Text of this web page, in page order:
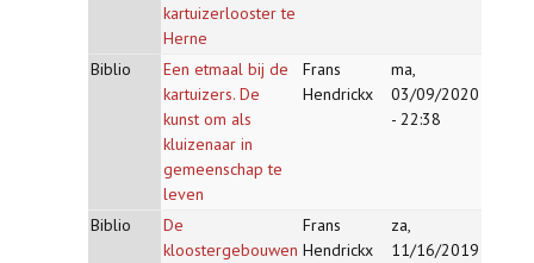
kartuizerlooster te
Herne
Biblio
Een etmaal bij de
kartuizers. De
kunst om als
kluizenaar in
gemeenschap te
leven
Frans
Hendrickx
ma,
03/09/2020
- 22:38
Biblio
De
kloostergebouwen
Frans
Hendrickx
za,
11/16/2019